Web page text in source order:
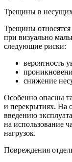
Трещины в
Трещины
при визуально
следующие риски:
вероятность
снижение
Особенно опасны
и перекрытиях. На
введению
на использование
нагрузок.
Повреждения